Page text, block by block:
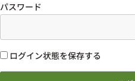
パスワード
ログイン状態を保存する